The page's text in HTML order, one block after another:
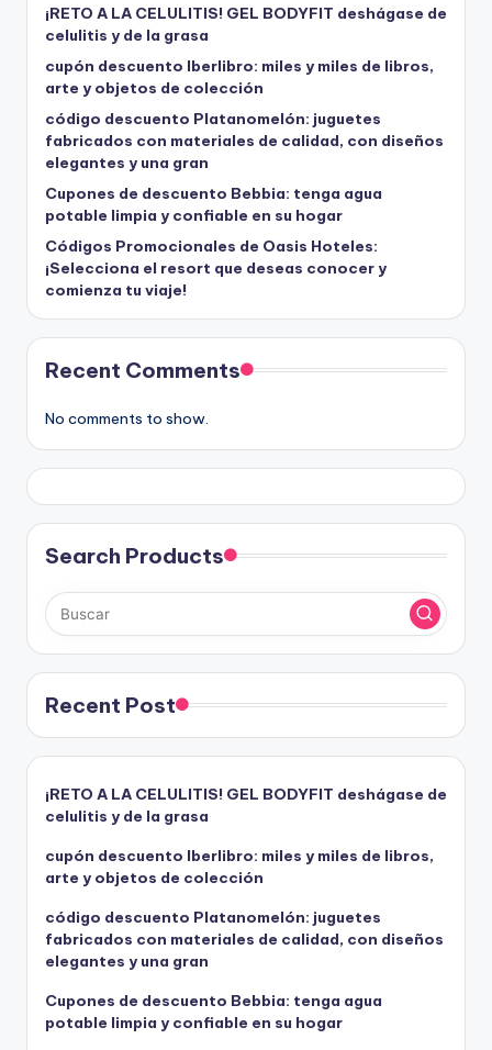
¡RETO A LA CELULITIS! GEL BODYFIT deshágase de
celulitis y de la grasa
cupón descuento Iberlibro: miles y miles de libros,
arte y objetos de colección
código descuento Platanomelón: juguetes
fabricados con materiales de calidad, con diseños
elegantes y una gran
Cupones de descuento Bebbia: tenga agua
potable limpia y confiable en su hogar
Códigos Promocionales de Oasis Hoteles:
¡Selecciona el resort que deseas conocer y
comienza tu viaje!
Recent Comments
No comments to show.
Search Products
Recent Post
¡RETO A LA CELULITIS! GEL BODYFIT deshágase de
celulitis y de la grasa
cupón descuento Iberlibro: miles y miles de libros,
arte y objetos de colección
código descuento Platanomelón: juguetes
fabricados con materiales de calidad, con diseños
elegantes y una gran
Cupones de descuento Bebbia: tenga agua
potable limpia y confiable en su hogar